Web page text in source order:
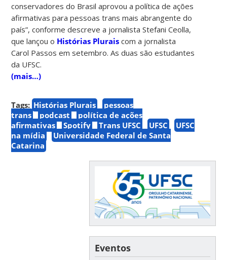
conservadores do Brasil aprovou a política de ações
afirmativas para pessoas trans mais abrangente do
país”, conforme descreve a jornalista Stefani Ceolla,
que lançou o Histórias Plurais com a jornalista
Carol Passos em setembro. As duas são estudantes
da UFSC.
(mais…)
Tags: Histórias Plurais
pessoas
trans
podcast
política de ações
afirmativas
Spotify Trans UFSC UFSC
UFSC
na mídia
Universidade Federal de Santa
Catarina
Eventos